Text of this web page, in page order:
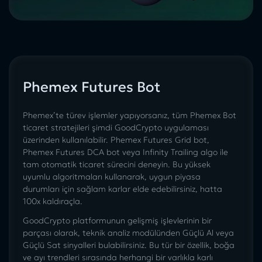
Phemex Futures Bot
Phemex’te türev işlemler yapıyorsanız, tüm Phemex Bot
ticaret stratejileri şimdi GoodCrypto uygulaması
üzerinden kullanılabilir. Phemex Futures Grid bot,
Phemex Futures DCA bot veya Infinity Trailing algo ile
tam otomatik ticaret sürecini deneyin. Bu yüksek
uyumlu algoritmaları kullanarak, uygun piyasa
durumları için sağlam karlar elde edebilirsiniz, hatta
100x kaldıraçla.
GoodCrypto platformunun gelişmiş işlevlerinin bir
parçası olarak, teknik analiz modülünden Güçlü Al veya
Güçlü Sat sinyalleri bulabilirsiniz. Bu tür bir özellik, boğa
ve ayı trendleri sırasında herhangi bir varlıkla karlı